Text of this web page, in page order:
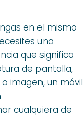
en el mismo
una
que significa
de pantalla,
imagen, un móvil
cualquiera de